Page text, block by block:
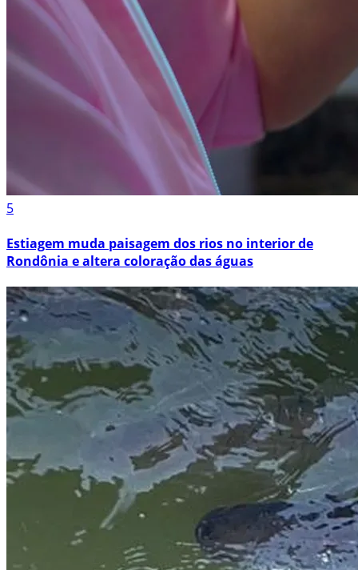
5
Estiagem muda paisagem dos rios no interior de
Rondônia e altera coloração das águas